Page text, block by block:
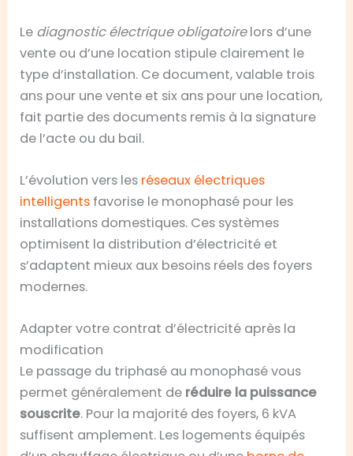
Le diagnostic électrique obligatoirelors d’une
vente ou d’une location stipule clairement le
type d’installation. Ce document, valable trois
ans pour une vente et six ans pour une location,
fait partie des documents remis à la signature
de l’acte ou du bail.
L’évolution vers les réseaux électriques
intelligents favorise le monophasé pour les
installations domestiques. Ces systèmes
optimisent la distribution d’électricité et
s’adaptent mieux aux besoins réels des foyers
modernes.
Adapter votre contrat d’électricité après la
modification
Le passage du triphasé au monophasé vous
permet généralement de réduire la puissance
souscrite. Pour la majorité des foyers, 6 kVA
suffisent amplement. Les logements équipés